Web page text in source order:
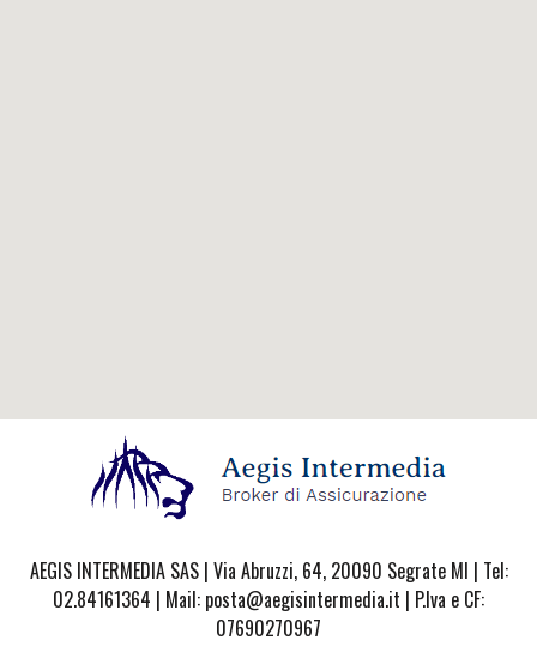
AEGIS INTERMEDIA SAS | Via Abruzzi, 64, 20090 Segrate MI | Tel:
02.84161364 | Mail: posta@aegisintermedia.it | P.Iva e CF:
07690270967